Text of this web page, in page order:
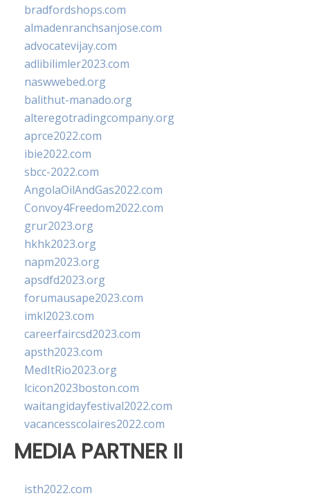
bradfordshops.com
almadenranchsanjose.com
advocatevijay.com
adlibilimler2023.com
naswwebed.org
balithut-manado.org
alteregotradingcompany.org
aprce2022.com
ibie2022.com
sbcc-2022.com
AngolaOilAndGas2022.com
Convoy4Freedom2022.com
grur2023.org
hkhk2023.org
napm2023.org
apsdfd2023.org
forumausape2023.com
imkl2023.com
careerfaircsd2023.com
apsth2023.com
MedItRio2023.org
lcicon2023boston.com
waitangidayfestival2022.com
vacancesscolaires2022.com
MEDIA PARTNER II
isth2022.com